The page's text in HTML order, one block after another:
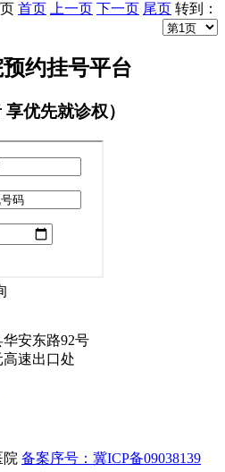
首页 上一页 下一页 尾页 转到：
约挂号平台
优先就诊权）
安东路92号
速出口处
院 备案序号：冀ICP备09038139